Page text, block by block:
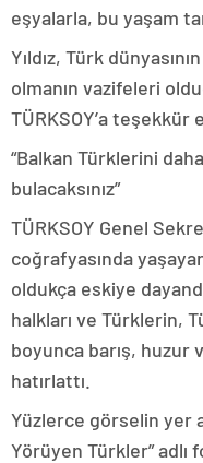
eşyalarla, bu yaşam
Yıldız, Türk
olmanın vazifeleri
TÜRKSOY’a teşekkür
“Balkan Türklerini
bulacaksınız”
TÜRKSOY Genel
coğrafyasında
oldukça eskiye
halkları ve Türklerin,
boyunca barış, huzur
hatırlattı.
Yüzlerce görselin yer
Yörüyen Türkler”